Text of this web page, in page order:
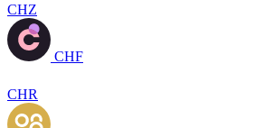
CHZ
CHF
CHR